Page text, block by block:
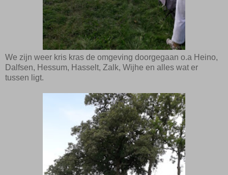
We zijn weer kris kras de omgeving doorgegaan o.a Heino,
Dalfsen, Hessum, Hasselt, Zalk, Wijhe en alles wat er
tussen ligt.